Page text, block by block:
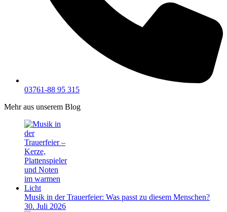
03761-88 95 315
Mehr aus unserem Blog
Musik in der Trauerfeier: Was passt zu diesem Menschen?
30. Juli 2026